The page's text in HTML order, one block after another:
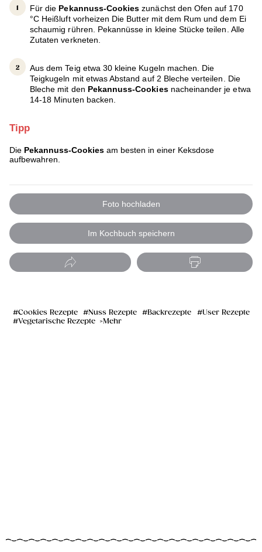
Für die Pekannuss-Cookies zunächst den Ofen auf 170
°C Heißluft vorheizen Die Butter mit dem Rum und dem Ei
schaumig rühren. Pekannüsse in kleine Stücke teilen. Alle
Zutaten verkneten.
Aus dem Teig etwa 30 kleine Kugeln machen. Die
Teigkugeln mit etwas Abstand auf 2 Bleche verteilen. Die
Bleche mit den Pekannuss-Cookiesnacheinander je etwa
14-18 Minuten backen.
Tipp
Die Pekannuss-Cookies am besten in einer Keksdose
aufbewahren.
Foto hochladen
Im Kochbuch speichern
Cookies Rezepte Nuss Rezepte Backrezepte
User Rezepte
Vegetarische Rezepte
Mehr